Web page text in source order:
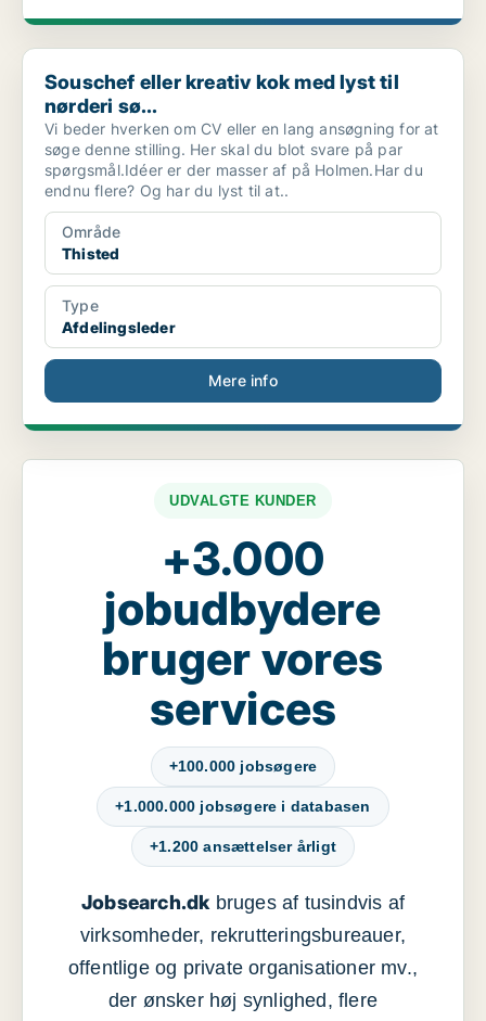
Souschef eller kreativ kok med lyst til nørderi sø...
Souschef eller kreativ kok med lyst til
nørderi sø...
Vi beder hverken om CV eller en lang ansøgning for at
søge denne stilling. Her skal du blot svare på par
spørgsmål.Idéer er der masser af på Holmen.Har du
endnu flere? Og har du lyst til at..
Område
Thisted
Type
Afdelingsleder
Mere info
UDVALGTE KUNDER
+3.000
jobudbydere
bruger vores
services
+100.000 jobsøgere
+1.000.000 jobsøgere i databasen
+1.200 ansættelser årligt
Jobsearch.dkbruges af tusindvis af
virksomheder, rekrutteringsbureauer,
offentlige og private organisationer mv.,
der ønsker høj synlighed, flere